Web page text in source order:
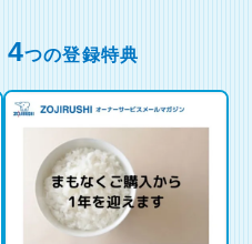
4つの登録特典